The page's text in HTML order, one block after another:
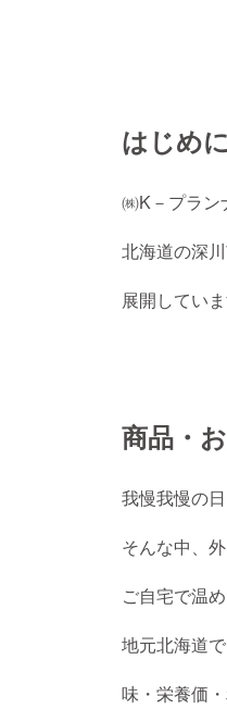
はじめ
㈱K－プラン
北海道の深
展開していま
商品・
我慢我慢の
そんな中、
ご自宅で温
地元北海道
味・栄養価